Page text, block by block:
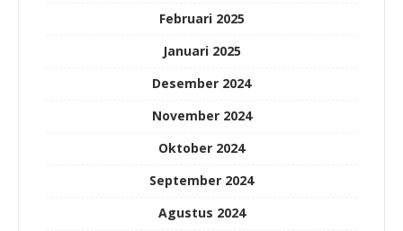
Februari 2025
Januari 2025
Desember 2024
November 2024
Oktober 2024
September 2024
Agustus 2024